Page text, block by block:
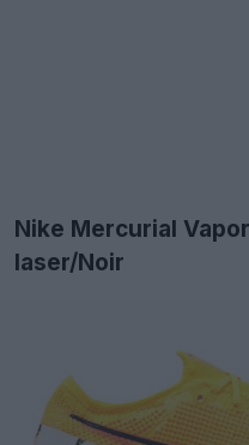
Nike Mercurial
laser/Noir